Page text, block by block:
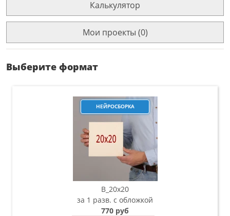
Калькулятор
Мои проекты (0)
Выберите формат
НЕЙРОСБОРКА
B_20х20
за 1 разв. с обложкой
770 руб